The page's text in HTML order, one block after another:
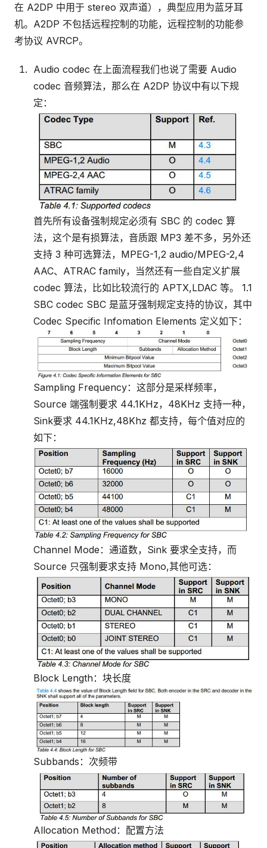
在 A2DP 中用于 stereo 双声道），典型应用为蓝牙耳
机。A2DP 不包括远程控制的功能，远程控制的功能参
考协议 AVRCP。
Audio codec 在上面流程我们也说了需要 Audio
codec 音频算法，那么在 A2DP 协议中有以下规
定：
首先所有设备强制规定必须有 SBC 的 codec 算
法，这个是有损算法，音质跟 MP3 差不多，另外还
支持 3 种可选算法，MPEG-1,2 audio/MPEG-2,4
AAC、ATRAC family，当然还有一些自定义扩展
codec 算法，比如比较流行的 APTX,LDAC 等。 1.1
SBC codec SBC 是蓝牙强制规定支持的协议，其中
Codec Specific Infomation Elements 定义如下：
Sampling Frequency：这部分是采样频率，
Source 端强制要求 44.1KHz，48KHz 支持一种，
Sink要求 44.1KHz,48Khz 都支持，每个值对应的
如下：
Channel Mode：通道数，Sink 要求全支持，而
Source 只强制要求支持 Mono,其他可选：
Block Length：块长度
Subbands：次频带
Allocation Method：配置方法